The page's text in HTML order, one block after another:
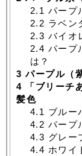
2.1 パープ
2.2 ラベン
2.3 バイオ
2.4 パープ
は？
3 パープル（
4 「ブリーチ
髪色
4.1 ブルー
4.2 パープ
4.3 グレー
4.4 ホワイ